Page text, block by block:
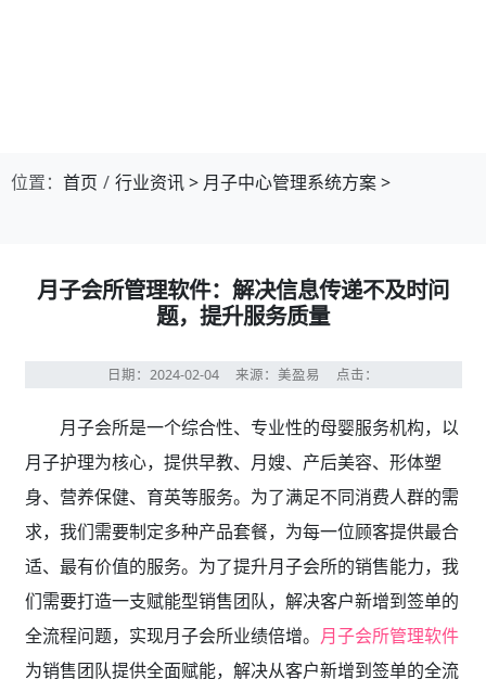
位置： 首页 行业资讯> 月子中心管理系统方案>
月子会所管理软件：解决信息传递不及时问
题，提升服务质量
日期：2024-02-04 来源：美盈易 点击：
月子会所是一个综合性、专业性的母婴服务机构，以
月子护理为核心，提供早教、月嫂、产后美容、形体塑
身、营养保健、育英等服务。为了满足不同消费人群的需
求，我们需要制定多种产品套餐，为每一位顾客提供最合
适、最有价值的服务。为了提升月子会所的销售能力，我
们需要打造一支赋能型销售团队，解决客户新增到签单的
全流程问题，实现月子会所业绩倍增。 月子会所管理软件
为销售团队提供全面赋能，解决从客户新增到签单的全流